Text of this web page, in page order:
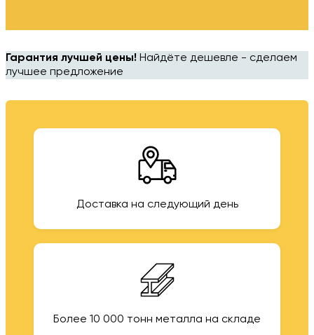
Гарантия лучшей цены! Найдёте дешевле - сделаем
лучшее предложение
Доставка на следующий день
Более 10 000 тонн металла на складе